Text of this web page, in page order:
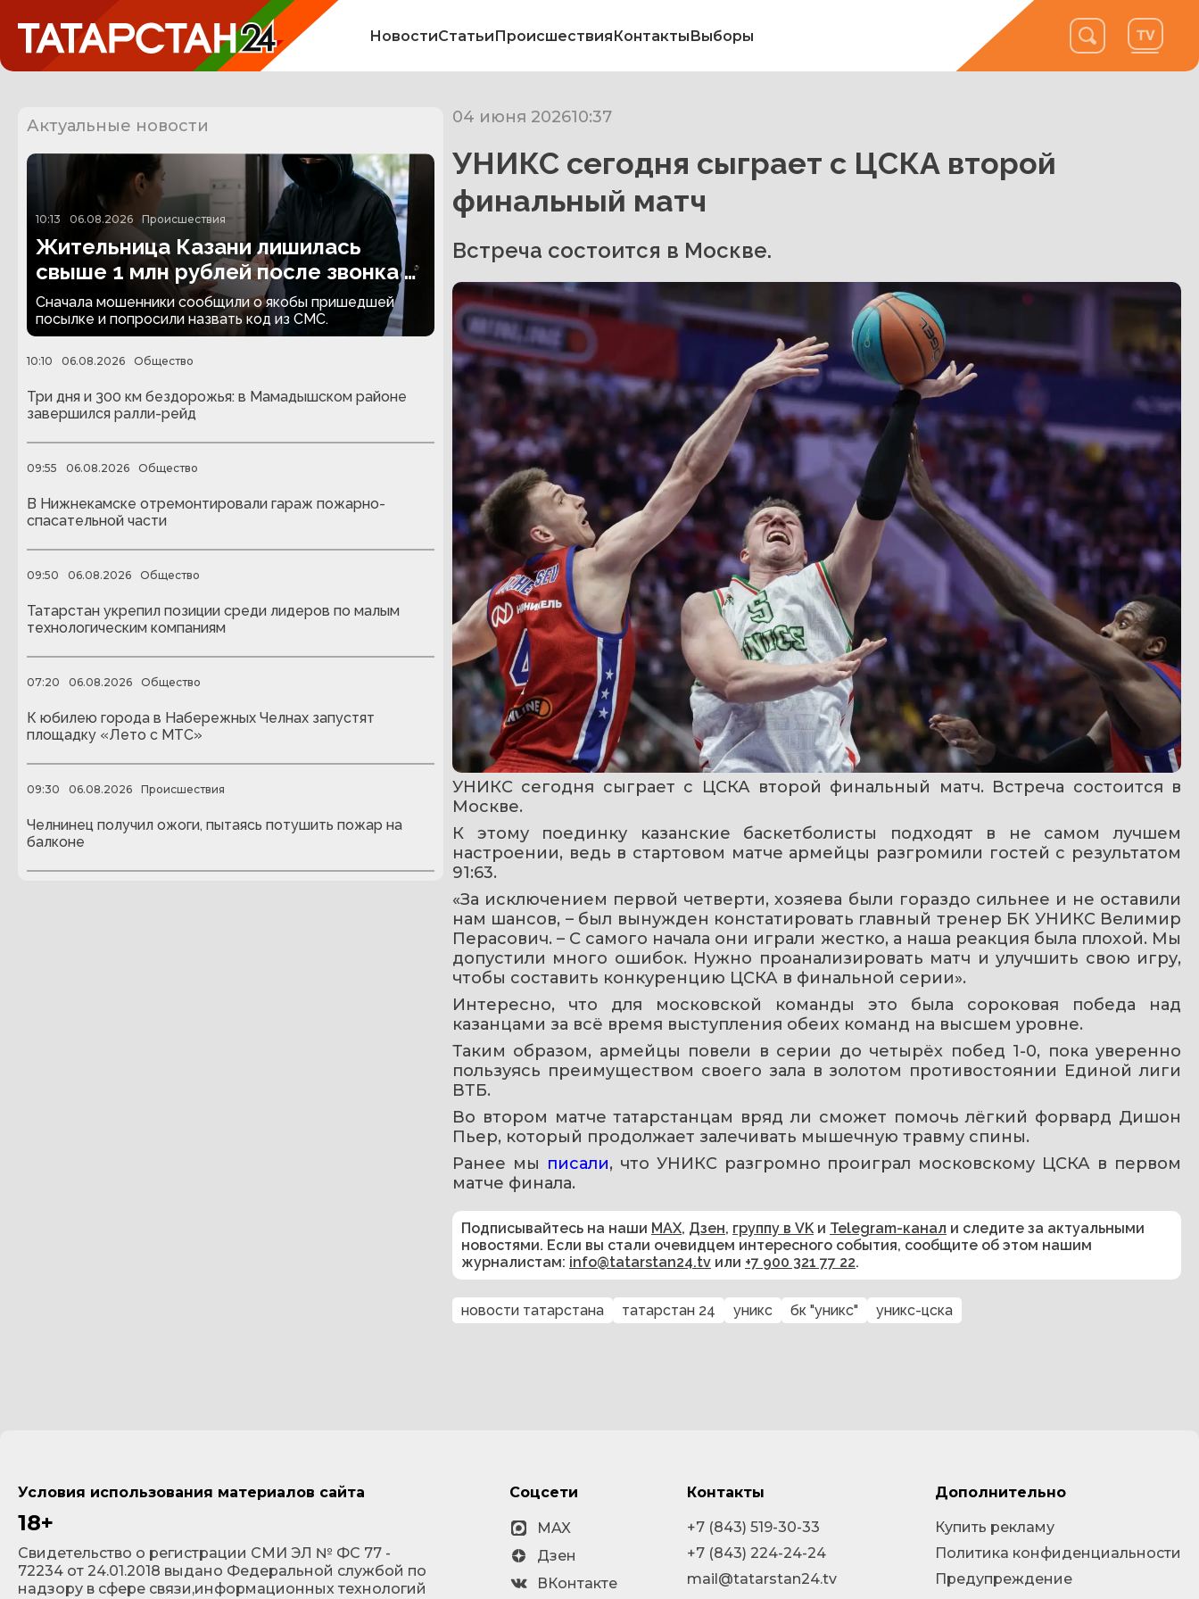
НовостиСтатьиПроисшествияКонтактыВыборы
Актуальные новости
10:13 06.08.2026 Происшествия
Жительница Казани лишилась
свыше 1 млн рублей после звонка о
посылке
Сначала мошенники сообщили о якобы пришедшей
посылке и попросили назвать код из СМС.
10:10 06.08.2026 Общество
Три дня и 300 км бездорожья: в Мамадышском районе
завершился ралли-рейд
09:55 06.08.2026 Общество
В Нижнекамске отремонтировали гараж пожарно-
спасательной части
09:50 06.08.2026 Общество
Татарстан укрепил позиции среди лидеров по малым
технологическим компаниям
07:20 06.08.2026 Общество
К юбилею города в Набережных Челнах запустят
площадку «Лето с МТС»
09:30 06.08.2026 Происшествия
Челнинец получил ожоги, пытаясь потушить пожар на
балконе
04 июня 202610:37
УНИКС сегодня сыграет с ЦСКА второй
финальный матч
Встреча состоится в Москве.
УНИКС сегодня сыграет с ЦСКА второй финальный матч. Встреча состоится в
Москве.
К этому поединку казанские баскетболисты подходят в не самом лучшем
настроении, ведь в стартовом матче армейцы разгромили гостей с результатом
91:63.
«За исключением первой четверти, хозяева были гораздо сильнее и не оставили
нам шансов, – был вынужден констатировать главный тренер БК УНИКС Велимир
Перасович. – С самого начала они играли жестко, а наша реакция была плохой. Мы
допустили много ошибок. Нужно проанализировать матч и улучшить свою игру,
чтобы составить конкуренцию ЦСКА в финальной серии».
Интересно, что для московской команды это была сороковая победа над
казанцами за всё время выступления обеих команд на высшем уровне.
Таким образом, армейцы повели в серии до четырёх побед 1-0, пока уверенно
пользуясь преимуществом своего зала в золотом противостоянии Единой лиги
ВТБ.
Во втором матче татарстанцам вряд ли сможет помочь лёгкий форвард Дишон
Пьер, который продолжает залечивать мышечную травму спины.
Ранее мы писали, что УНИКС разгромно проиграл московскому ЦСКА в первом
матче финала.
Подписывайтесь на наши MAX, Дзен, группу в VK и Telegram-канал и следите за актуальными
новостями. Если вы стали очевидцем интересного события, сообщите об этом нашим
журналистам: info@tatarstan24.tv или +7 900 321 77 22.
новости татарстана татарстан 24 уникс бк "уникс" уникс-цска
Условия использования материалов сайта
18+
Cвидетельство о регистрации СМИ ЭЛ № ФС 77 -
72234 от 24.01.2018 выдано Федеральной службой по
надзору в сфере связи,информационных технологий
Соцсети
MAX
Дзен
ВКонтакте
Контакты
+7 (843) 519-30-33
+7 (843) 224-24-24
mail@tatarstan24.tv
Дополнительно
Купить рекламу
Политика конфиденциальности
Предупреждение